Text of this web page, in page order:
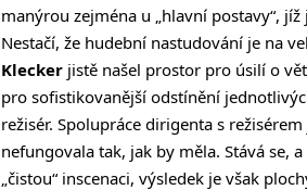
manýrou zejména u „hlavní postavy“, jíž
Nestačí, že hudební nastudování je na
Klecker jistě našel prostor pro úsilí o
pro sofistikovanější odstínění
režisér. Spolupráce dirigenta s
nefungovala tak, jak by měla. Stává se,
„čistou“ inscenaci, výsledek je však